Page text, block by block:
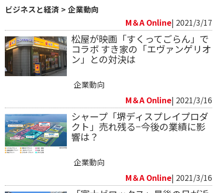
ビジネスと経済 > 企業動向
M＆A Online| 2021/3/17
松屋が映画「すくってごらん」で
コラボ すき家の「エヴァンゲリオ
ン」との対決は
企業動向
M＆A Online| 2021/3/16
シャープ「堺ディスプレイプロダ
クト」売れ残る−今後の業績に影
響は？
企業動向
M＆A Online| 2021/3/16